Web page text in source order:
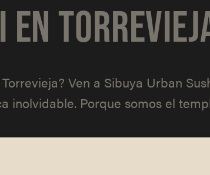
Ven a Sibuya Urban
inolvidable. Porque somos el